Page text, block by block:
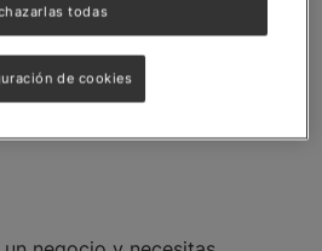
nuestro equipo
todas
de cookies